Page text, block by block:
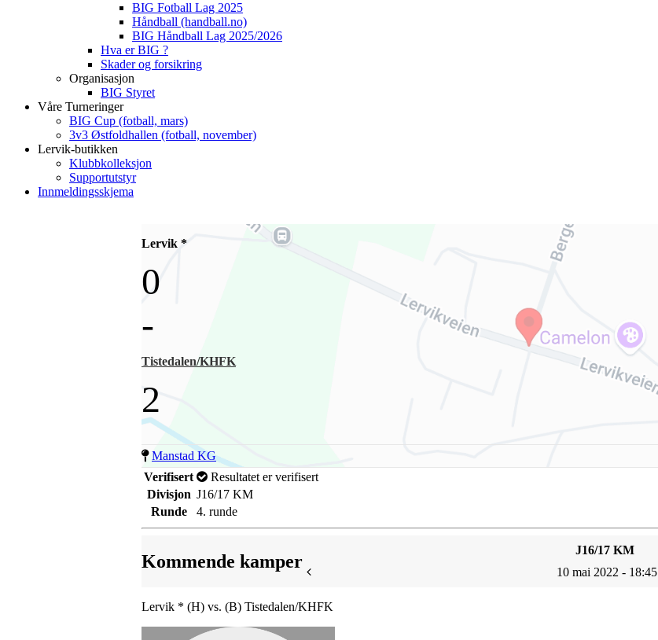
BIG Fotball Lag 2025
Håndball (handball.no)
BIG Håndball Lag 2025/2026
Hva er BIG ?
Skader og forsikring
Organisasjon
BIG Styret
Våre Turneringer
BIG Cup (fotball, mars)
3v3 Østfoldhallen (fotball, november)
Lervik-butikken
Klubbkolleksjon
Supportutstyr
Innmeldingsskjema
Lervik *
0
-
Tistedalen/KHFK
2
Manstad KG
Verifisert
Resultatet er verifisert
Divisjon J16/17 KM
Runde
4. runde
Kommende kamper
J16/17 KM
10 mai 2022 - 18:45
Lervik * (H) vs. (B) Tistedalen/KHFK